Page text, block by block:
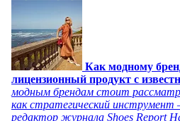
Как модному
лицензионный продукт с
модным брендам стоит
как стратегический
редактор журнала Shoes Report